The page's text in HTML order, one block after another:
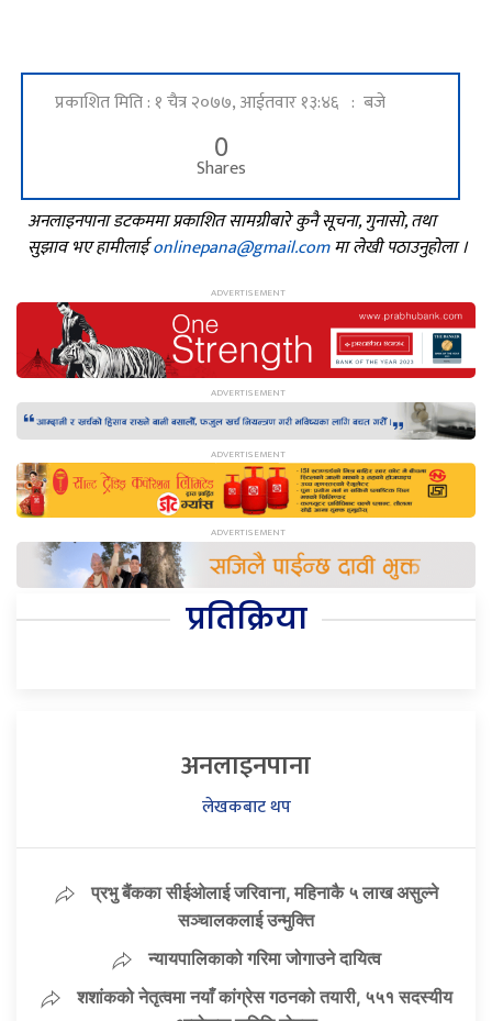
प्रकाशित मिति : १ चैत्र २०७७, आईतवार १३:४६ : बजे
0
Shares
अनलाइनपाना डटकममा प्रकाशित सामग्रीबारे कुनै सूचना, गुनासो, तथा
सुझाव भए हामीलाईonlinepana@gmail.comमा लेखी पठाउनुहोला ।
प्रतिक्रिया
अनलाइनपाना
लेखकबाट थप
प्रभु बैंकका सीईओलाई जरिवाना, महिनाकै ५ लाख असुल्ने
सञ्चालकलाई उन्मुक्ति
न्यायपालिकाको गरिमा जोगाउने दायित्व
शशांकको नेतृत्वमा नयाँ कांग्रेस गठनको तयारी, ५५१ सदस्यीय